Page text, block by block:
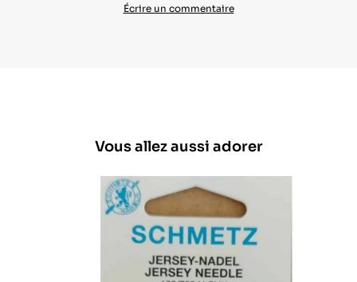
Écrire un commentaire
Vous allez aussi adorer